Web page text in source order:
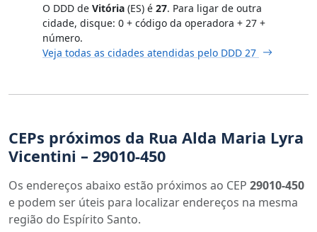
O DDD de Vitória (ES) é 27. Para ligar de outra
cidade, disque: 0 + código da operadora + 27 +
número.
Veja todas as cidades atendidas pelo DDD 27
CEPs próximos da Rua Alda Maria Lyra
Vicentini – 29010-450
Os endereços abaixo estão próximos ao CEP 29010-450
e podem ser úteis para localizar endereços na mesma
região do Espírito Santo.